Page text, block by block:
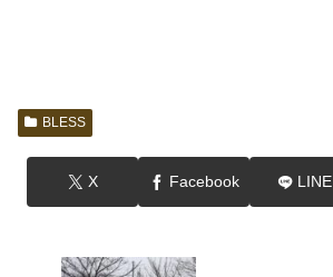
BLESS
X Facebook LINE